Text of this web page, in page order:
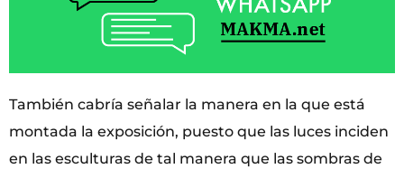
También cabría señalar la manera en la que está
montada la exposición, puesto que las luces inciden
en las esculturas de tal manera que las sombras de